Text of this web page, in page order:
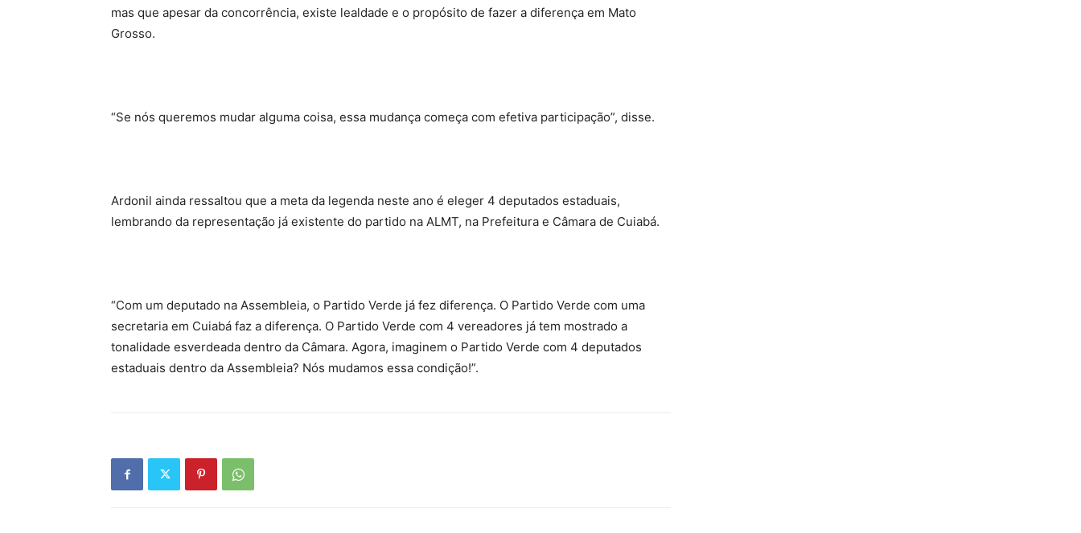
mas que apesar da concorrência, existe lealdade e o propósito de fazer a diferença em Mato
Grosso.
“Se nós queremos mudar alguma coisa, essa mudança começa com efetiva participação”, disse.
Ardonil ainda ressaltou que a meta da legenda neste ano é eleger 4 deputados estaduais,
lembrando da representação já existente do partido na ALMT, na Prefeitura e Câmara de Cuiabá.
“Com um deputado na Assembleia, o Partido Verde já fez diferença. O Partido Verde com uma
secretaria em Cuiabá faz a diferença. O Partido Verde com 4 vereadores já tem mostrado a
tonalidade esverdeada dentro da Câmara. Agora, imaginem o Partido Verde com 4 deputados
estaduais dentro da Assembleia? Nós mudamos essa condição!”.